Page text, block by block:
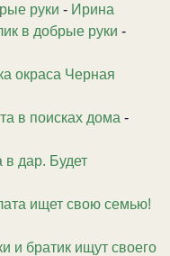
руки - Ирина
в добрые руки -
окраса Черная
в поисках дома -
дар. Будет
ищет свою семью!
и братик ищут своего